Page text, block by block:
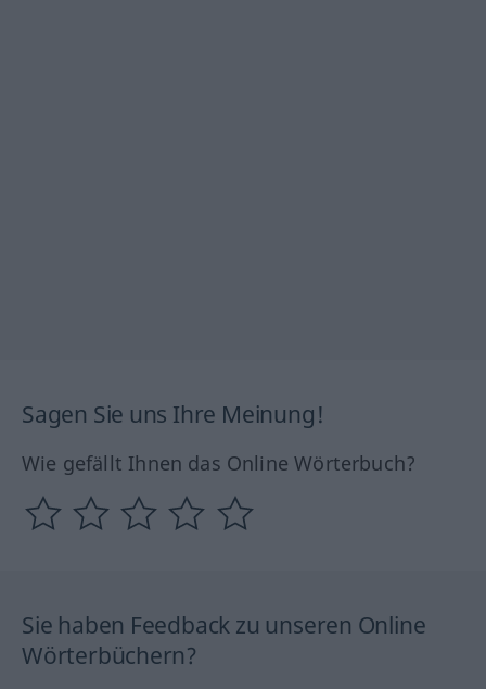
Sagen Sie uns Ihre Meinung!
Wie gefällt Ihnen das Online Wörterbuch?
Sie haben Feedback zu unseren Online
Wörterbüchern?